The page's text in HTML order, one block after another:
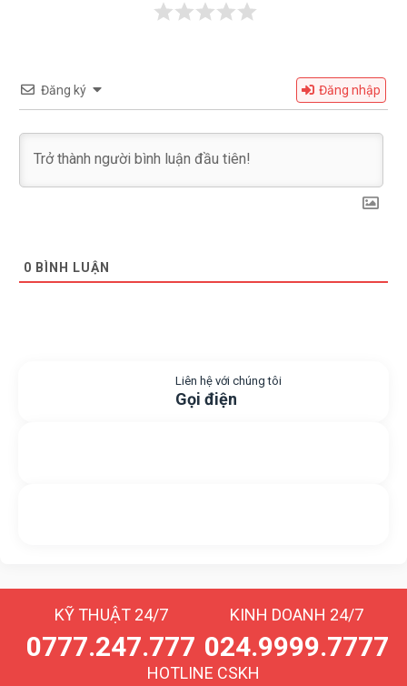
Đăng ký Đăng nhập
0 BÌNH LUẬN
Liên hệ với chúng tôi
Gọi điện
KỸ THUẬT 24/7
0777.247.777
KINH DOANH 24/7
024.9999.7777
HOTLINE CSKH